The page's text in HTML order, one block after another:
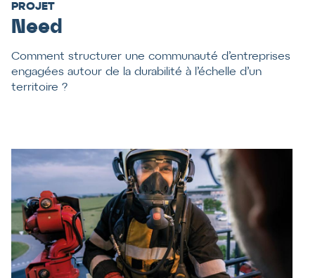
PROJET
Need
Comment structurer une communauté d’entreprises
engagées autour de la durabilité à l’échelle d’un
territoire ?